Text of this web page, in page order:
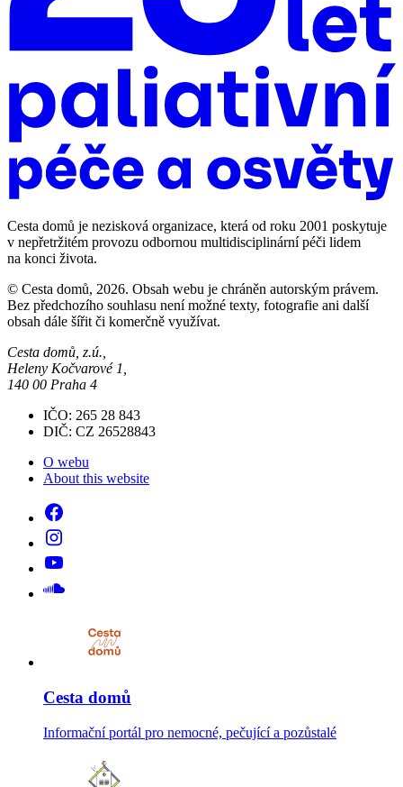
Cesta domů je nezisková organizace, která od roku 2001 poskytuje
v nepřetržitém provozu odbornou multidisciplinární péči lidem
na konci života.
© Cesta domů, 2026. Obsah webu je chráněn autorským právem.
Bez předchozího souhlasu není možné texty, fotografie ani další
obsah dále šířit či komerčně využívat.
Cesta domů, z.ú.,
Heleny Kočvarové 1,
140 00 Praha 4
IČO: 265 28 843
DIČ: CZ 26528843
O webu
About this website
Cesta domů
Informační portál pro nemocné, pečující a pozůstalé